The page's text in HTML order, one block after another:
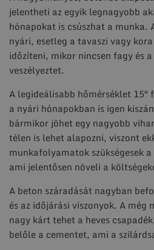
jelentheti az egyik legnagyobb
hónapokat is csúszhat a munka.
nyári, esetleg a tavaszi vagy
időzíteni, mikor nincsen fagy és
veszélyeztet.
A legideálisabb hőmérséklet 15°
a nyári hónapokban is igen
bármikor jöhet egy nagyobb
télen is lehet alapozni, viszont
munkafolyamatok szükségesek
ami jelentősen növeli a
A beton száradását nagyban
és az időjárási viszonyok. A
nagy kárt tehet a heves
belőle a cementet, ami a